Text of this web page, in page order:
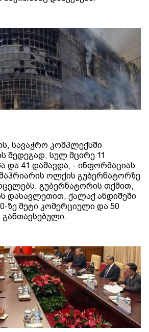
სავაჭრო კომპლექსში
შედეგად, სულ მცირე 11
და 41 დაშავდა, - ინფორმაციას
შაჰრიარის ოლქის გუბერნატორზე
გუბერნატორის თქმით,
დასავლეთით, ქალაქ ანდიშეში
ზე მეტი კომერციული და 50